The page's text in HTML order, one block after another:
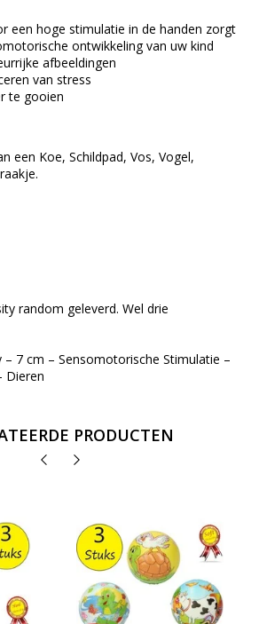
een hoge stimulatie in de handen zorgt
ontwikkeling van uw kind
afbeeldingen
van stress
te gooien
een Koe, Schildpad, Vos, Vogel,
random geleverd. Wel drie
7 cm – Sensomotorische Stimulatie –
Dieren
PRODUCTEN